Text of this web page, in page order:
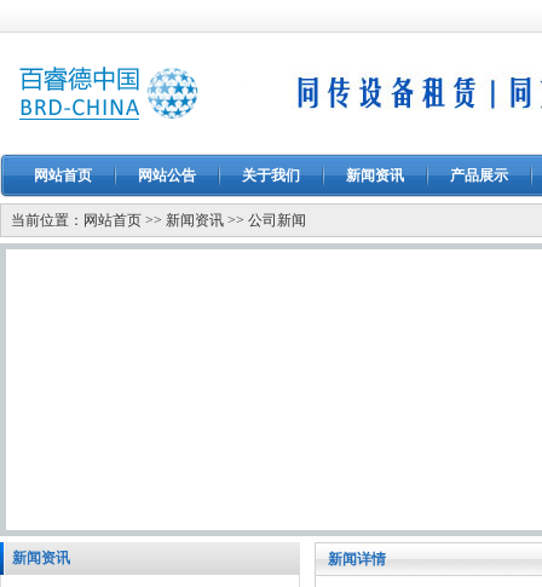
网站首页 网站公告 关于我们 新闻资讯 产品展示
当前位置： 网站首页 >> 新闻资讯 >> 公司新闻
新闻资讯 新闻详情